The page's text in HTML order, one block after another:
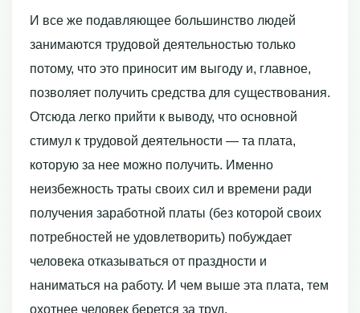
И все же подавляющее большинство людей
занимаются трудовой деятельно­стью только
потому, что это приносит им выгоду и, главное,
позволяет получить средства для существования.
Отсюда легко прийти к выводу, что основной
стимул к трудовой деятельности — та плата,
которую за нее можно получить. Именно
неизбеж­ность траты своих сил и времени ради
получения заработной платы (без которой своих
потребностей не удовлетворить) побуждает
человека отказываться от праздности и
наниматься на работу. И чем выше эта плата, тем
охотнее человек берется за труд.